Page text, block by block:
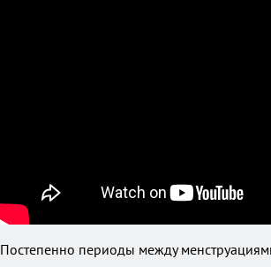
Постепенно периоды между